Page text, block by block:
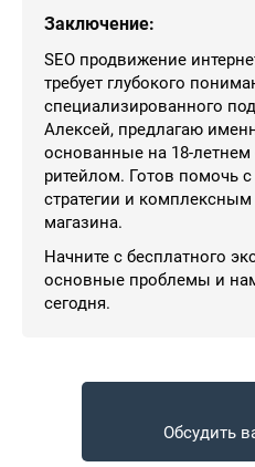
Заключение:
SEO продвижение
требует глубокого
специализированного
Алексей, предлагаю
основанные на 18-
ритейлом. Готов помочь
стратегии и
магазина.
Начните с бесплатного
основные проблемы и
сегодня.
Обсудить